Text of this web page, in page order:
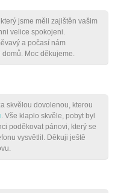
který jsme měli zajištěn vašim
velice spokojeni.
a počasí nám
Moc děkujeme.
skvělou dovolenou, kterou
. Vše klaplo skvěle, pobyt byl
poděkovat pánovi, který se
vysvětlil. Děkuji ještě